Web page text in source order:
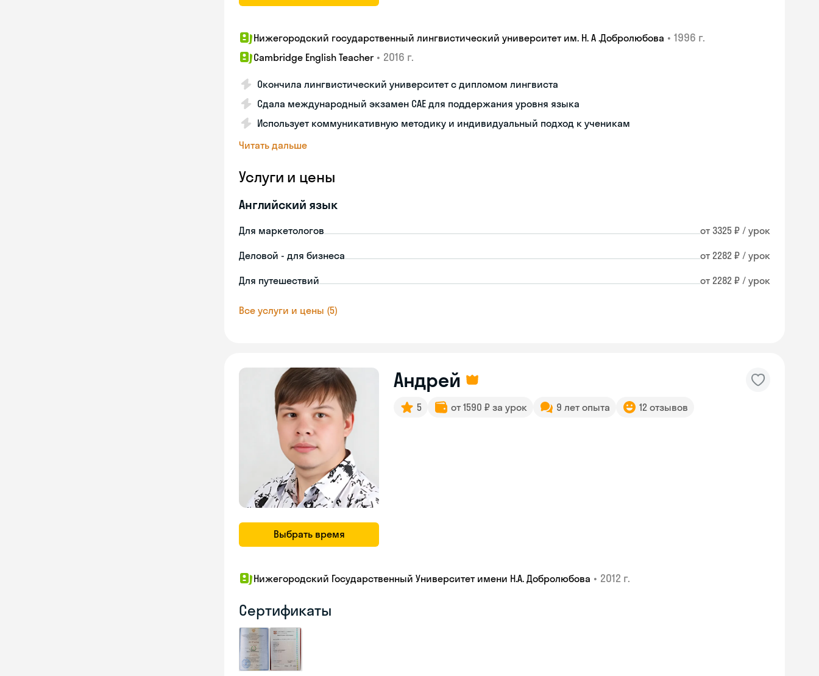
Нижегородский государственный лингвистический университет им. Н. А .Добролюбова • 1996 г.
Cambridge English Teacher • 2016 г.
Окончила лингвистический университет с дипломом лингвиста
Сдала международный экзамен CAE для поддержания уровня языка
Использует коммуникативную методику и индивидуальный подход к ученикам
Читать дальше
Услуги и цены
Английский язык
Для маркетологов от 3325 ₽ / урок
Деловой - для бизнеса от 2282 ₽ / урок
Для путешествий от 2282 ₽ / урок
Все услуги и цены (5)
Выбрать время
Андрей
5 от 1590 ₽ за урок 9 лет опыта 12 отзывов
Нижегородский Государственный Университет имени Н.А. Добролюбова • 2012 г.
Сертификаты